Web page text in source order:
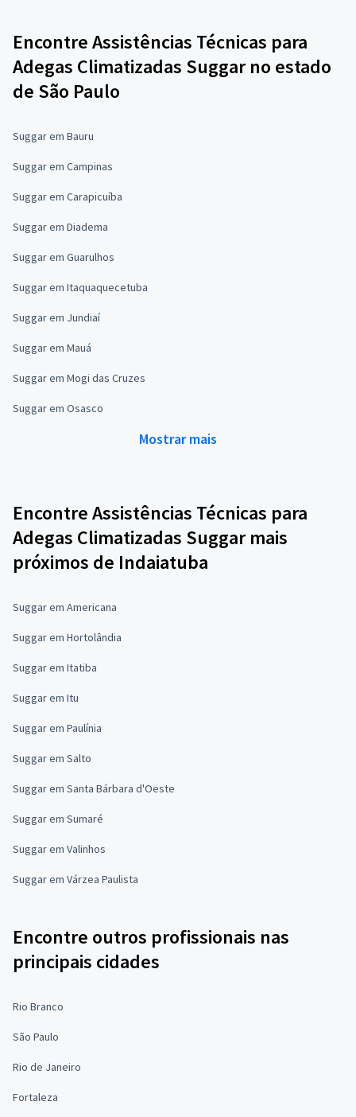
Encontre Assistências Técnicas para
Adegas Climatizadas Suggar no estado
de São Paulo
Suggar em Bauru
Suggar em Campinas
Suggar em Carapicuíba
Suggar em Diadema
Suggar em Guarulhos
Suggar em Itaquaquecetuba
Suggar em Jundiaí
Suggar em Mauá
Suggar em Mogi das Cruzes
Suggar em Osasco
Mostrar mais
Encontre Assistências Técnicas para
Adegas Climatizadas Suggar mais
próximos de Indaiatuba
Suggar em Americana
Suggar em Hortolândia
Suggar em Itatiba
Suggar em Itu
Suggar em Paulínia
Suggar em Salto
Suggar em Santa Bárbara d'Oeste
Suggar em Sumaré
Suggar em Valinhos
Suggar em Várzea Paulista
Encontre outros profissionais nas
principais cidades
Rio Branco
São Paulo
Rio de Janeiro
Fortaleza